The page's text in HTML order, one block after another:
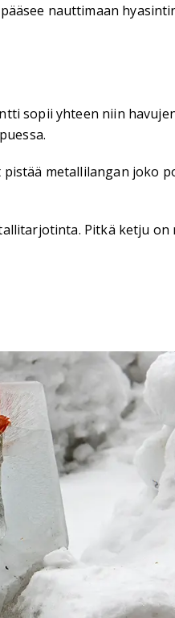
nauttimaan
sopii yhteen niin
metallilangan joko
Pitkä ketju on